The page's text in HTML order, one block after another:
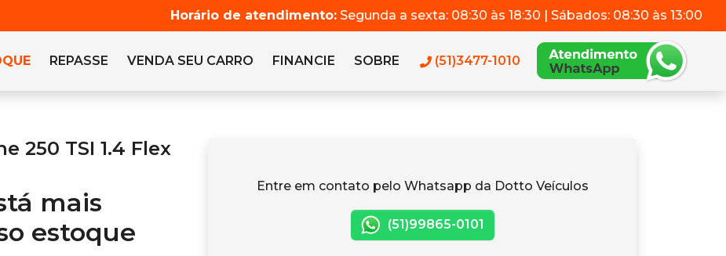
Horário de atendimento: Segunda a sexta: 08:30 às 18:30 | Sábados: 08:30 às 13:00
REPASSE VENDA SEU CARRO FINANCIE SOBRE (51)3477-1010
250 TSI 1.4 Flex
mais
estoque
Entre em contato pelo Whatsapp da Dotto Veículos
(51)99865-0101